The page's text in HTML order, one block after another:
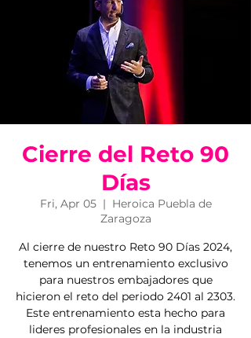
Cierre del Reto 90
Días
Fri, Apr 05
  |
Heroica Puebla de
Zaragoza
Al cierre de nuestro Reto 90 Días 2024,
tenemos un entrenamiento exclusivo
para nuestros embajadores que
hicieron el reto del periodo 2401 al 2303.
Este entrenamiento esta hecho para
lideres profesionales en la industria